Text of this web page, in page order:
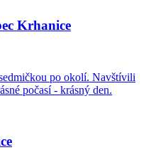
Krhanice
po okolí. Navštívili
počasí - krásný den.